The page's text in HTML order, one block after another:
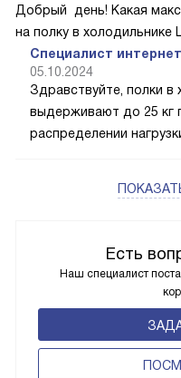
Есть
Наш специалист
Добрый день! Какая
на полку в холодильнике
Специалист
05.10.2024
Здравствуйте, полки в
выдерживают до 25 кг
распределении